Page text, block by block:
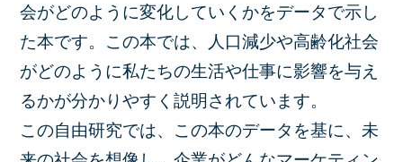
会がどのように変化していくかをデータで示し
た本です。この本では、人口減少や高齢化社会
がどのように私たちの生活や仕事に影響を与え
るかが分かりやすく説明されています。
この自由研究では、この本のデータを基に、未